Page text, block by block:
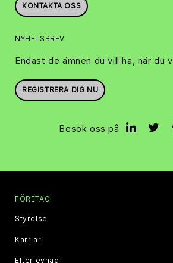
KONTAKTA OSS
NYHETSBREV
Endast de ämnen du vill ha, när du
REGISTRERA DIG NU
Besök oss på
FÖRETAG
Styrelse
Karriär
Efterlevnad